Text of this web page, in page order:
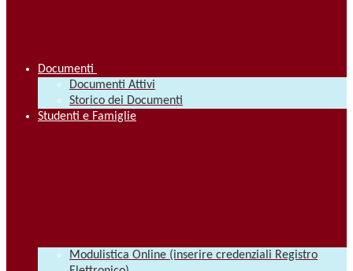
Documenti
Documenti Attivi
Storico dei Documenti
Studenti e Famiglie
Modulistica Online (inserire credenziali Registro